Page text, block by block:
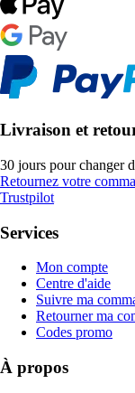
Livraison et
30 jours pour changer
Retournez votre
Trustpilot
Services
Mon compte
Centre d'aide
Suivre ma
Retourner ma
Codes promo
À propos